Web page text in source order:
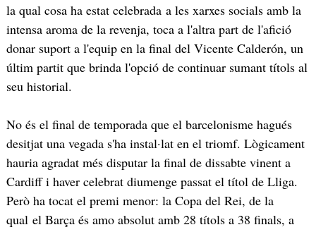
la qual cosa ha estat celebrada a les xarxes socials amb la
intensa aroma de la revenja, toca a l'altra part de l'afició
donar suport a l'equip en la final del Vicente Calderón, un
últim partit que brinda l'opció de continuar sumant títols al
seu historial.
No és el final de temporada que el barcelonisme hagués
desitjat una vegada s'ha instal·lat en el triomf. Lògicament
hauria agradat més disputar la final de dissabte vinent a
Cardiff i haver celebrat diumenge passat el títol de Lliga.
Però ha tocat el premi menor: la Copa del Rei, de la
qual el Barça és amo absolut amb 28 títols a 38 finals, a